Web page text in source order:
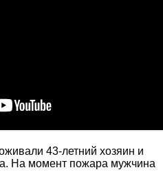
43-летний хозяин и
На момент пожара мужчина